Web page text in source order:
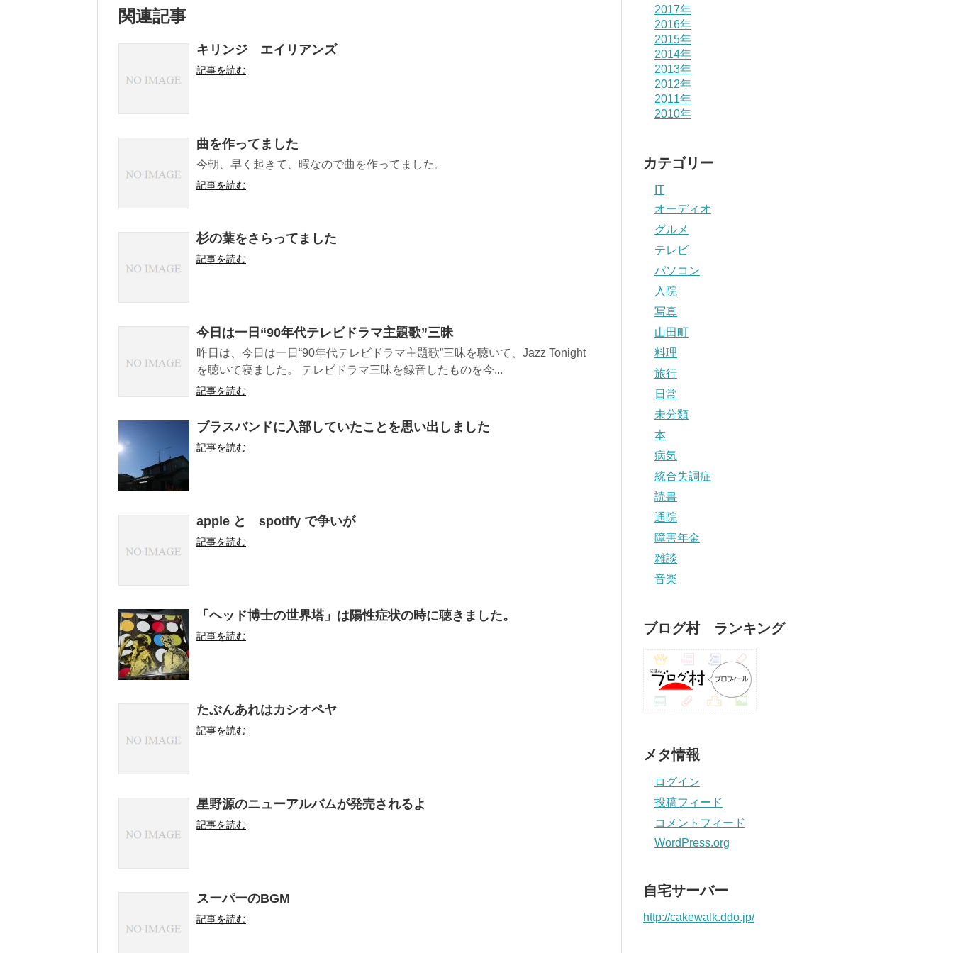
関連記事
キリンジ エイリアンズ
記事を読む
曲を作ってました
今朝、早く起きて、暇なので曲を作ってました。
記事を読む
杉の葉をさらってました
記事を読む
今日は一日“90年代テレビドラマ主題歌”三昧
昨日は、今日は一日“90年代テレビドラマ主題歌”三昧を聴いて、Jazz Tonight
を聴いて寝ました。 テレビドラマ三昧を録音したものを今...
記事を読む
ブラスバンドに入部していたことを思い出しました
記事を読む
apple と spotify で争いが
記事を読む
「ヘッド博士の世界塔」は陽性症状の時に聴きました。
記事を読む
たぶんあれはカシオペヤ
記事を読む
星野源のニューアルバムが発売されるよ
記事を読む
スーパーのBGM
記事を読む
2017年
2016年
2015年
2014年
2013年
2012年
2011年
2010年
カテゴリー
IT
オーディオ
グルメ
テレビ
パソコン
入院
写真
山田町
料理
旅行
日常
未分類
本
病気
統合失調症
読書
通院
障害年金
雑談
音楽
ブログ村 ランキング
メタ情報
ログイン
投稿フィード
コメントフィード
WordPress.org
自宅サーバー
http://cakewalk.ddo.jp/